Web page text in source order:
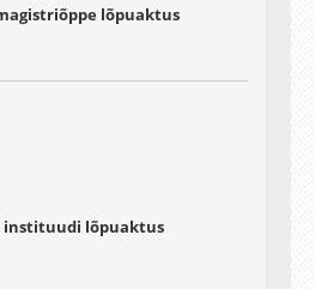
lõpuaktus
lõpuaktus